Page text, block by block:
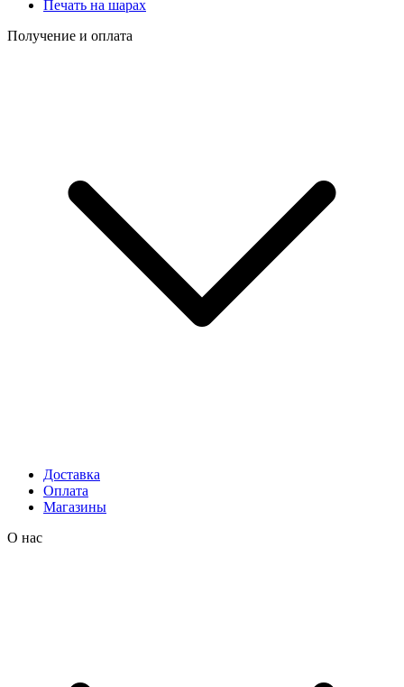
Печать на шарах
Получение и оплата
Доставка
Оплата
Магазины
О нас